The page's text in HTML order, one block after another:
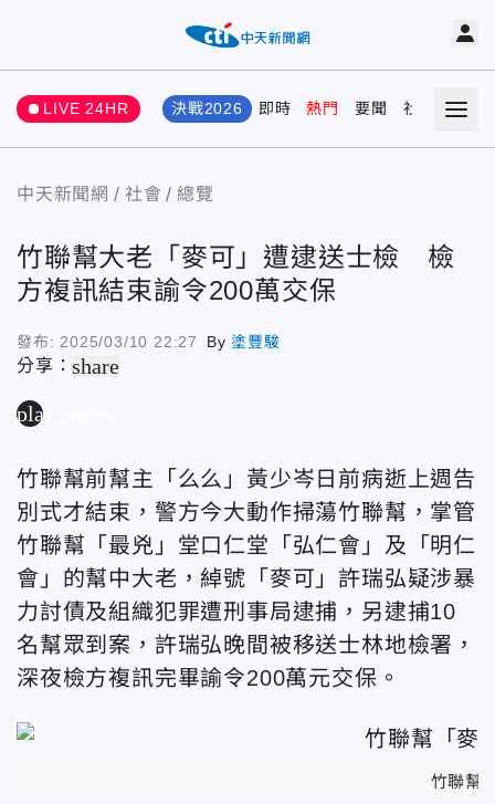
LIVE 24HR 決戰2026 即時 熱門 要聞 社會 娛樂
中天新聞網 社會 總覽
竹聯幫大老「麥可」遭逮送士檢 檢
方複訊結束諭令200萬交保
發布: 2025/03/10 22:27 By塗豐駿
分享：share
play_arrow
竹聯幫前幫主「么么」黃少岑日前病逝上週告
別式才結束，警方今大動作掃蕩竹聯幫，掌管
竹聯幫「最兇」堂口仁堂「弘仁會」及「明仁
會」的幫中大老，綽號「麥可」許瑞弘疑涉暴
力討債及組織犯罪遭刑事局逮捕，另逮捕10
名幫眾到案，許瑞弘晚間被移送士林地檢署，
深夜檢方複訊完畢諭令200萬元交保。
竹聯幫